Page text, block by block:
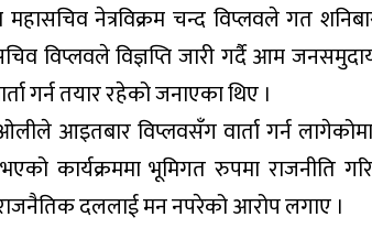
नेत्रविक्रम चन्द विप्लवले गत
विप्लवले विज्ञप्ति जारी गर्दै आम
गर्न तयार रहेको जनाएका थिए ।
ओलीले आइतबार विप्लवसँग वार्ता गर्न
कार्यक्रममा भूमिगत रुपमा राजनीति
दललाई मन नपरेको आरोप लगाए ।